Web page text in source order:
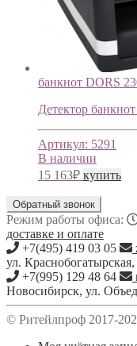
банкнот DORS
Детектор
Артикул: 5291
В наличии
15 163₽ купить
Обратный звонок
Режим работы офиса:
доставке и оплате
+7(495) 419 03 05
ул. Краснобогатырская,
+7(995) 129 48 64
Новосибирск, ул.
© Ритейлпроф 2017-